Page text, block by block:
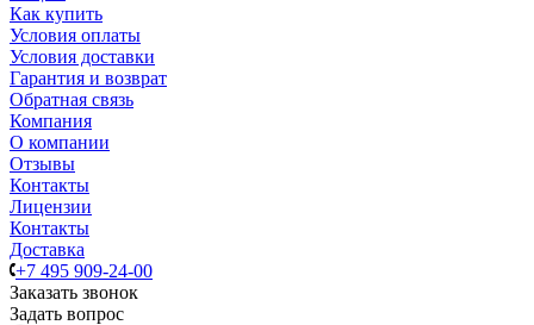
Как купить
Условия оплаты
Условия доставки
Гарантия и возврат
Обратная связь
Компания
О компании
Отзывы
Контакты
Лицензии
Контакты
Доставка
+7 495 909-24-00
Заказать звонок
Задать вопрос